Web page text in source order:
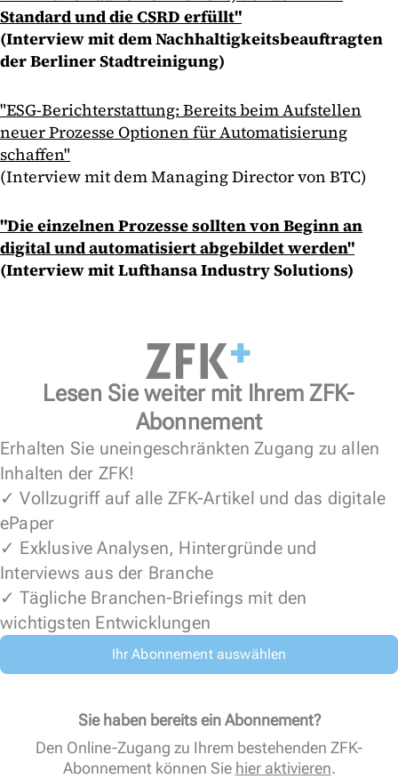
Standard und die CSRD erfüllt"
(Interview mit dem Nachhaltigkeitsbeauftragten
der Berliner Stadtreinigung)
"ESG-Berichterstattung: Bereits beim Aufstellen
neuer Prozesse Optionen für Automatisierung
schaffen"
(Interview mit dem Managing Director von BTC)
"Die einzelnen Prozesse sollten von Beginn an
digital und automatisiert abgebildet werden"
(Interview mit Lufthansa Industry Solutions)
Lesen Sie weiter mit Ihrem ZFK-
Abonnement
Erhalten Sie uneingeschränkten Zugang zu allen
Inhalten der ZFK!
✓ Vollzugriff auf alle ZFK-Artikel und das digitale
ePaper
✓ Exklusive Analysen, Hintergründe und
Interviews aus der Branche
✓ Tägliche Branchen-Briefings mit den
wichtigsten Entwicklungen
Ihr Abonnement auswählen
Sie haben bereits ein Abonnement?
Den Online-Zugang zu Ihrem bestehenden ZFK-
Abonnement können Sie hier aktivieren.